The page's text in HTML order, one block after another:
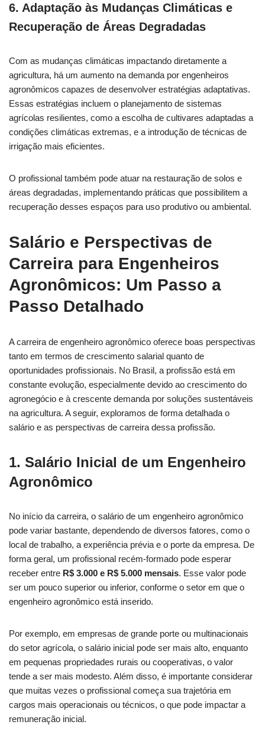
6. Adaptação às Mudanças Climáticas e
Recuperação de Áreas Degradadas
Com as mudanças climáticas impactando diretamente a
agricultura, há um aumento na demanda por engenheiros
agronômicos capazes de desenvolver estratégias adaptativas.
Essas estratégias incluem o planejamento de sistemas
agrícolas resilientes, como a escolha de cultivares adaptadas a
condições climáticas extremas, e a introdução de técnicas de
irrigação mais eficientes.
O profissional também pode atuar na restauração de solos e
áreas degradadas, implementando práticas que possibilitem a
recuperação desses espaços para uso produtivo ou ambiental.
Salário e Perspectivas de
Carreira para Engenheiros
Agronômicos: Um Passo a
Passo Detalhado
A carreira de engenheiro agronômico oferece boas perspectivas
tanto em termos de crescimento salarial quanto de
oportunidades profissionais. No Brasil, a profissão está em
constante evolução, especialmente devido ao crescimento do
agronegócio e à crescente demanda por soluções sustentáveis
na agricultura. A seguir, exploramos de forma detalhada o
salário e as perspectivas de carreira dessa profissão.
1. Salário Inicial de um Engenheiro
Agronômico
No início da carreira, o salário de um engenheiro agronômico
pode variar bastante, dependendo de diversos fatores, como o
local de trabalho, a experiência prévia e o porte da empresa. De
forma geral, um profissional recém-formado pode esperar
receber entre R$ 3.000 e R$ 5.000 mensais. Esse valor pode
ser um pouco superior ou inferior, conforme o setor em que o
engenheiro agronômico está inserido.
Por exemplo, em empresas de grande porte ou multinacionais
do setor agrícola, o salário inicial pode ser mais alto, enquanto
em pequenas propriedades rurais ou cooperativas, o valor
tende a ser mais modesto. Além disso, é importante considerar
que muitas vezes o profissional começa sua trajetória em
cargos mais operacionais ou técnicos, o que pode impactar a
remuneração inicial.